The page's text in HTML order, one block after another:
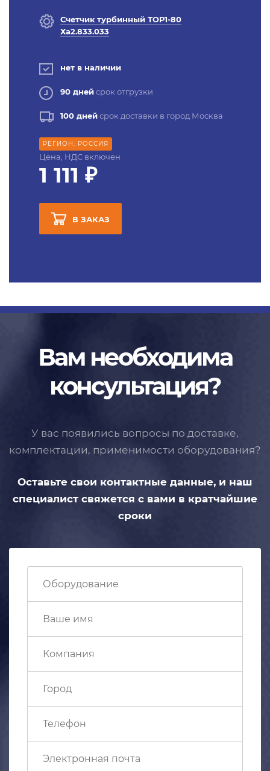
Счетчик турбинный ТОР1-80
Ха2.833.033
нет в наличии
90 днейсрок отгрузки
100 днейсрок доставки в город Москва
РЕГИОН: РОССИЯ
Цена, НДС включен
1 111 ₽
В ЗАКАЗ
Вам необходима
консультация?
У вас появились вопросы по доставке,
комплектации, применимости оборудования?
Оставьте свои контактные данные, и наш
специалист свяжется с вами в кратчайшие
сроки